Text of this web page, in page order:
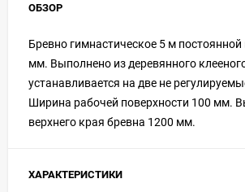
ОБЗОР
Бревно гимнастическое 5 м
мм. Выполнено из деревянного
устанавливается на две не
Ширина рабочей поверхности 100 мм.
верхнего края бревна 1200 мм.
ХАРАКТЕРИСТИКИ